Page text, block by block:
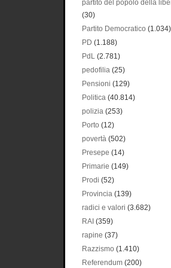
partito del popolo della
(30)
Partito Democratico (1.034)
PD (1.188)
PdL (2.781)
pedofilia (25)
Pensioni (129)
Politica (40.814)
polizia (253)
Porto (12)
povertà (502)
Presepe (14)
Primarie (149)
Prodi (52)
Provincia (139)
radici e valori (3.682)
RAI (359)
rapine (37)
Razzismo (1.410)
Referendum (200)